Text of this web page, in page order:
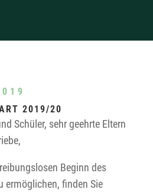
2019/20
Schüler, sehr geehrte Eltern
Beginn des
ermöglichen, finden Sie